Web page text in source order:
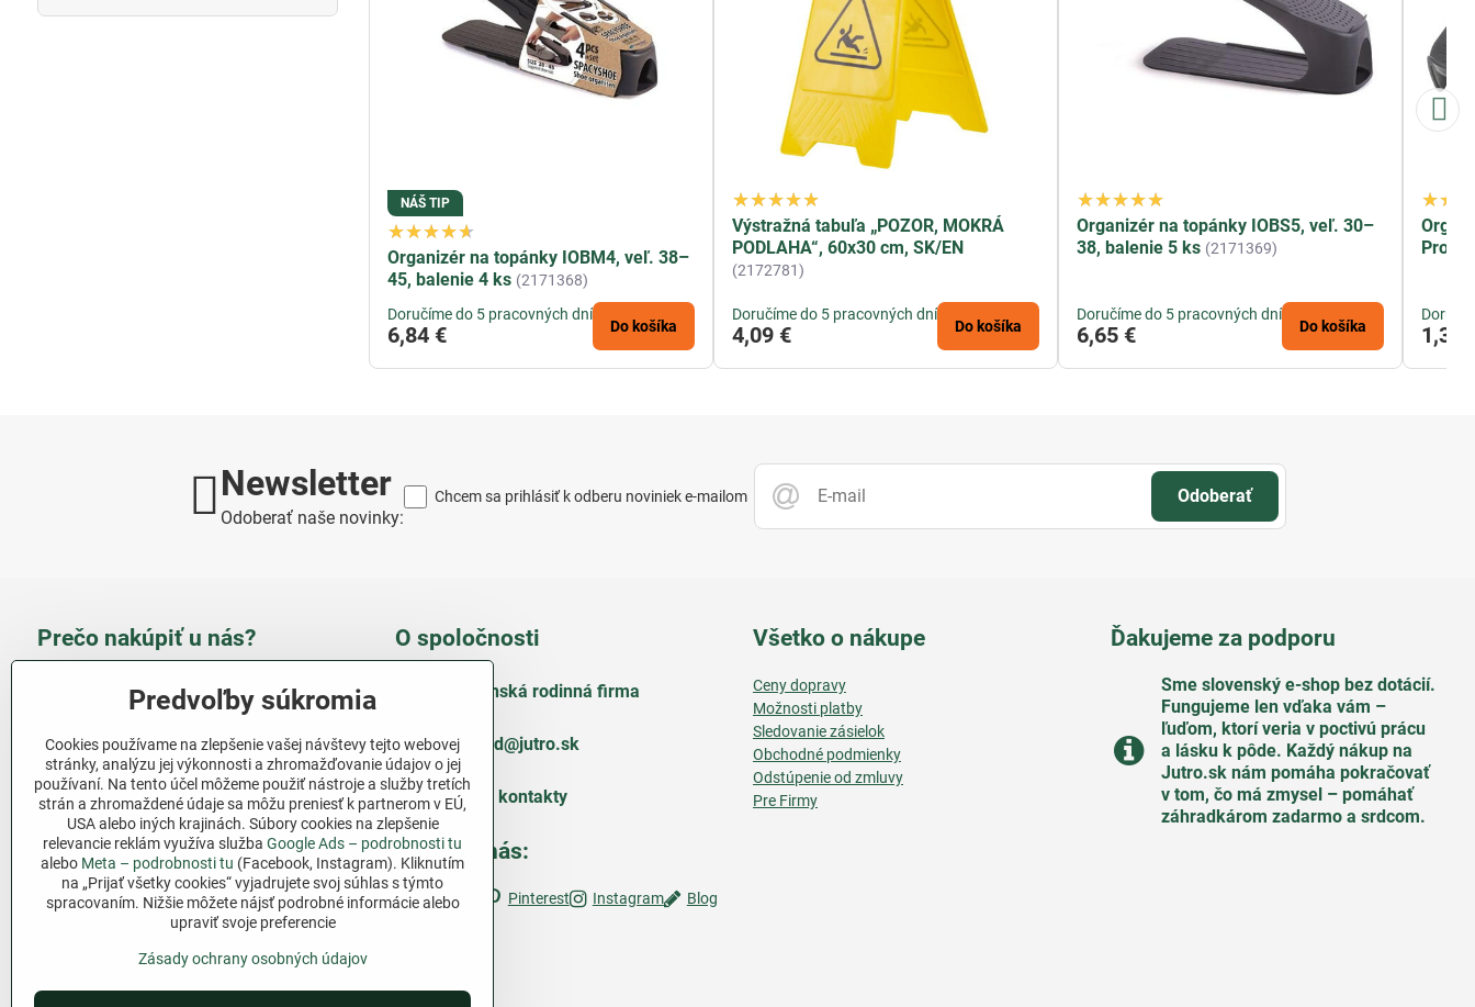
NÁŠ TIP
Organizér na topánky IOBM4, veľ. 38–
45, balenie 4 ks (2171368)
Doručíme do 5 pracovných dní
6,84 € Do košíka
Výstražná tabuľa „POZOR, MOKRÁ
PODLAHA“, 60x30 cm, SK/EN
(2172781)
Doručíme do 5 pracovných dní
4,09 € Do košíka
Organizér na topánky IOBS5, veľ. 30–
38, balenie 5 ks (2171369)
Doručíme do 5 pracovných dní
6,65 € Do košíka
Pro,
1,35
Newsletter
Odoberať naše novinky:
Odoberať
Chcem sa prihlásiť k odberu noviniek e-mailom
Prečo nakúpiť u nás?
Takmer 100 % spokojných
zákazníkov
Nízka cena produktov - ušetríte
Rýchla komunikácia - mail
Pri nákupe nad 69 € doprava
zadarmo
Pri nákupe nad 39 € darček na
O spoločnosti
Slovenská rodinná firma
obchod​@jutro​.sk
Ďalšie kontakty
Sledujte nás:
Facebook Pinterest Instagram Blog
Všetko o nákupe
Ceny dopravy
Možnosti platby
Sledovanie zásielok
Obchodné podmienky
Odstúpenie od zmluvy
Pre Firmy
Ďakujeme za podporu
Sme slovenský e-shop bez dotácií​.
Fungujeme len vďaka vám –
ľuďom, ktorí veria v poctivú prácu
a lásku k pôde​. Každý nákup na
Jutro​.sk nám pomáha pokračovať
v tom, čo má zmysel – pomáhať
záhradkárom zadarmo a srdcom​.
Predvoľby súkromia
Cookies používame na zlepšenie vašej návštevy tejto webovej
stránky, analýzu jej výkonnosti a zhromažďovanie údajov o jej
používaní. Na tento účel môžeme použiť nástroje a služby tretích
strán a zhromaždené údaje sa môžu preniesť k partnerom v EÚ,
USA alebo iných krajinách. Súbory cookies na zlepšenie
relevancie reklám využíva služba Google Ads – podrobnosti tu
alebo Meta – podrobnosti tu (Facebook, Instagram). Kliknutím
na „Prijať všetky cookies“ vyjadrujete svoj súhlas s týmto
spracovaním. Nižšie môžete nájsť podrobné informácie alebo
upraviť svoje preferencie
Zásady ochrany osobných údajov